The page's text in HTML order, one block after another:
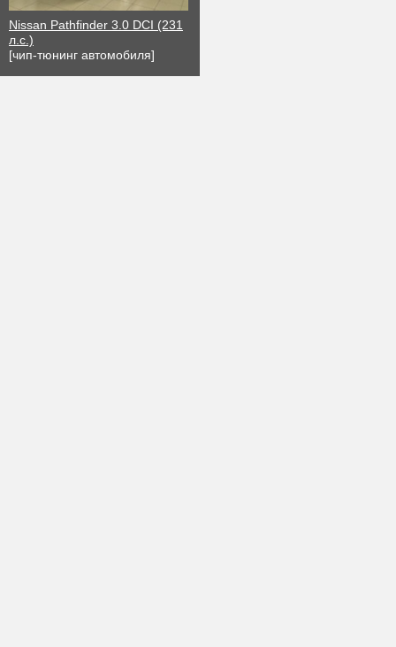
Nissan Pathfinder 3.0 DCI (231
л.с.)
[чип-тюнинг автомобиля]